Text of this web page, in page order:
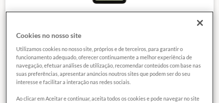
55 QUALIDADE
MÉDIA
COMPARAR
Cookies no nosso site
Utilizamos cookies no nosso site, próprios e de terceiros, para garantir o
funcionamento adequado, oferecer continuamente a melhor experiência de
navegação, efetuar análises de utilização, recomendar conteúdos com base nas
suas preferências, apresentar anúncios noutros sites que podem ser do seu
interesse e facilitar a interação nas redes sociais.
Ao clicar em Aceitar e continuar, aceita todos os cookies e pode navegar no site